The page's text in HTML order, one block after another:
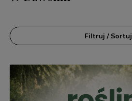
Filtruj / Sortuj